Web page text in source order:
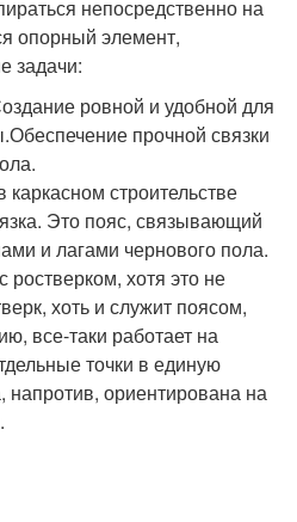
непосредственно на
опорный элемент,
задачи:
ровной и удобной для
прочной связки
строительстве
Это пояс, связывающий
и лагами чернового пола.
ростверком, хотя это не
хоть и служит поясом,
все-таки работает на
точки в единую
напротив, ориентирована на